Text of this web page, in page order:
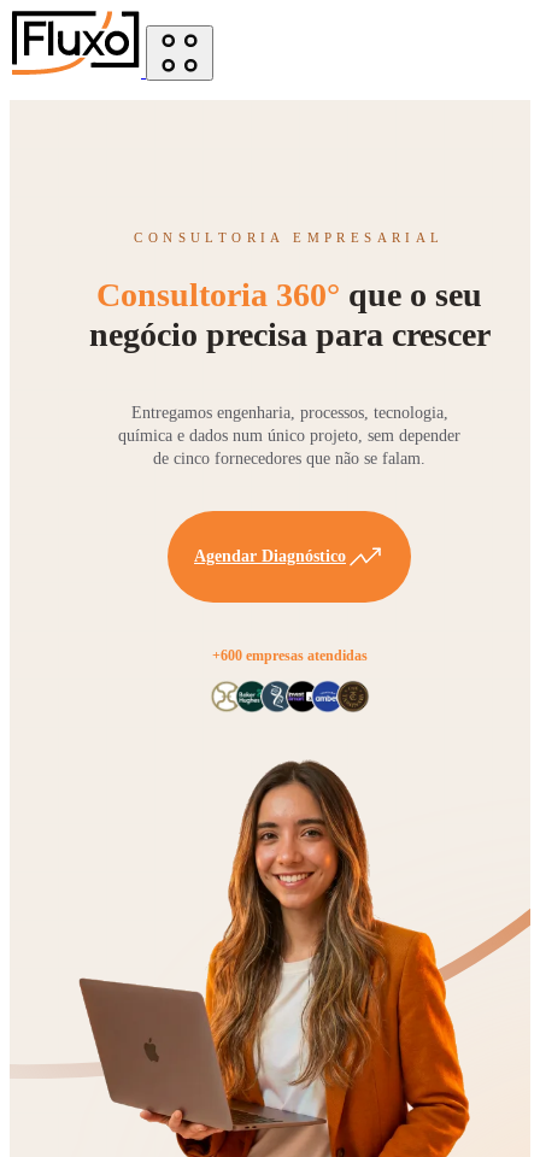
CONSULTORIA EMPRESARIAL
Consultoria 360° que o seu
negócio precisa para crescer
Entregamos engenharia, processos, tecnologia,
química e dados num único projeto, sem depender
de cinco fornecedores que não se falam.
Agendar Diagnóstico
+600 empresas atendidas